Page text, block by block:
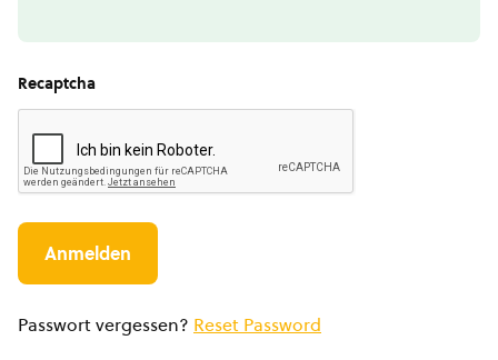
Recaptcha
Passwort vergessen? Reset Password